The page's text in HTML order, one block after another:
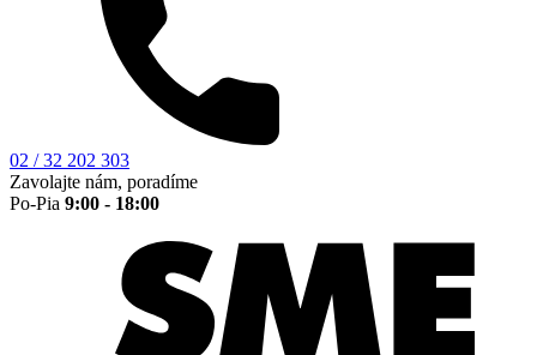
02 / 32 202 303
Zavolajte nám, poradíme
Po-Pia 9:00 - 18:00